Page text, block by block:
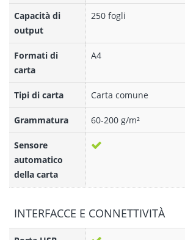
Capacità di
output
250 fogli
Formati di
carta
A4
Tipi di carta Carta comune
Grammatura 60-200 g/m²
Sensore
automatico
della carta
INTERFACCE E CONNETTIVITÀ